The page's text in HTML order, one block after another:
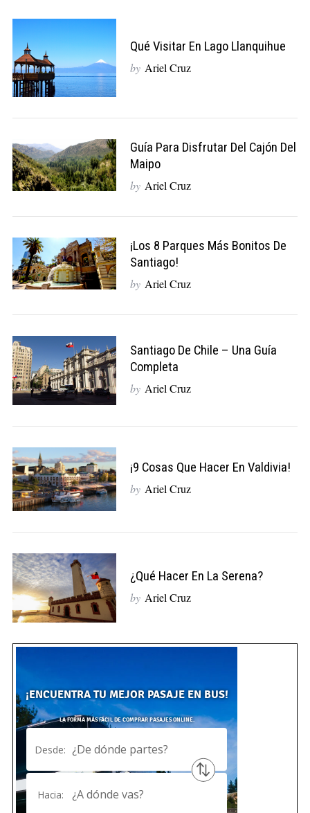
Qué Visitar En Lago Llanquihue
by Ariel Cruz
Guía Para Disfrutar Del Cajón Del
Maipo
by Ariel Cruz
¡Los 8 Parques Más Bonitos De
Santiago!
by Ariel Cruz
Santiago De Chile – Una Guía
Completa
by Ariel Cruz
¡9 Cosas Que Hacer En Valdivia!
by Ariel Cruz
¿Qué Hacer En La Serena?
by Ariel Cruz